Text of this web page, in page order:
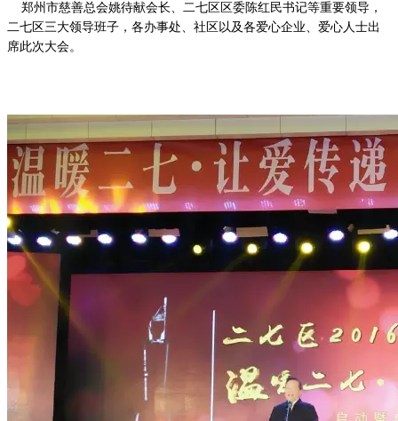
郑州市慈善总会姚待献会长、二七区区委陈红民书记等重要领导，
二七区三大领导班子，各办事处、社区以及各爱心企业、爱心人士出
席此次大会。